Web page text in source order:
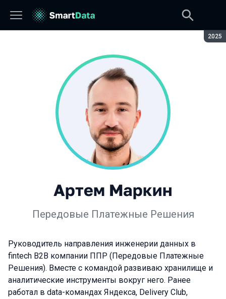
2025
Артем Маркин
Передовые Платежные Решения
Руководитель направления инженерии данных в
fintech B2B компании ППР (Передовые Платежные
Решения). Вместе с командой развиваю хранилище и
аналитические инструменты вокруг него. Ранее
работал в data-командах Яндекса, Delivery Club,